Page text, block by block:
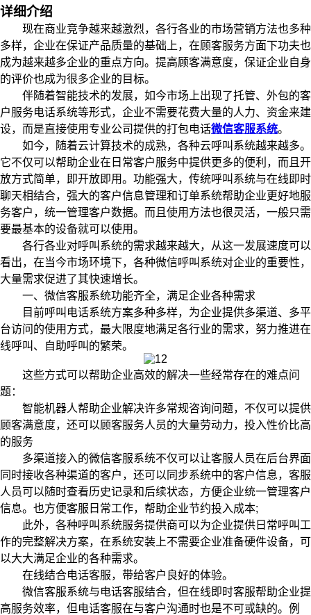
详细介绍
现在商业竞争越来越激烈，各行各业的市场营销方法也多种
多样，企业在保证产品质量的基础上，在顾客服务方面下功夫也
成为越来越多企业的重点方向。提高顾客满意度，保证企业自身
的评价也成为很多企业的目标。
伴随着智能技术的发展，如今市场上出现了托管、外包的客
户服务电话系统等形式，企业不需要花费大量的人力、资金来建
设，而是直接使用专业公司提供的打包电话微信客服系统。
如今，随着云计算技术的成熟，各种云呼叫系统越来越多。
它不仅可以帮助企业在日常客户服务中提供更多的便利，而且开
放方式简单，即开放即用。功能强大，传统呼叫系统与在线即时
聊天相结合，强大的客户信息管理和订单系统帮助企业更好地服
务客户，统一管理客户数据。而且使用方法也很灵活，一般只需
要最基本的设备就可以使用。
各行各业对呼叫系统的需求越来越大，从这一发展速度可以
看出，在当今市场环境下，各种微信呼叫系统对企业的重要性，
大量需求促进了其快速增长。
一、微信客服系统功能齐全，满足企业各种需求
目前呼叫电话系统方案多种多样，为企业提供多渠道、多平
台访问的使用方式，最大限度地满足各行业的需求，努力推进在
线呼叫、自助呼叫的繁荣。
这些方式可以帮助企业高效的解决一些经常存在的难点问
题：
智能机器人帮助企业解决许多常规咨询问题，不仅可以提供
顾客满意度，还可以顾客服务人员的大量劳动力，投入性价比高
的服务
多渠道接入的微信客服系统不仅可以让客服人员在后台界面
同时接收各种渠道的客户，还可以同步系统中的客户信息，客服
人员可以随时查看历史记录和后续状态，方便企业统一管理客户
信息。也方便客服日常工作，帮助企业节约投入成本;
此外，各种呼叫系统服务提供商可以为企业提供日常呼叫工
作的完整解决方案，在系统安装上不需要企业准备硬件设备，可
以大大满足企业的各种需求。
在线结合电话客服，带给客户良好的体验。
微信客服系统与电话客服结合，但在线即时客服帮助企业提
高服务效率，但电话客服在与客户沟通时也是不可或缺的。例